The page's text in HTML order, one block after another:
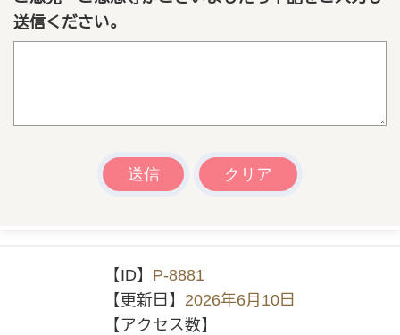
送信ください。
【ID】 P-8881
【更新日】 2026年6月10日
【アクセス数】